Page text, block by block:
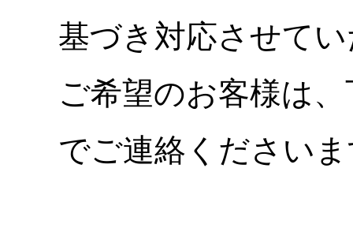
基づき対応させて
ご希望のお客様は
でご連絡ください